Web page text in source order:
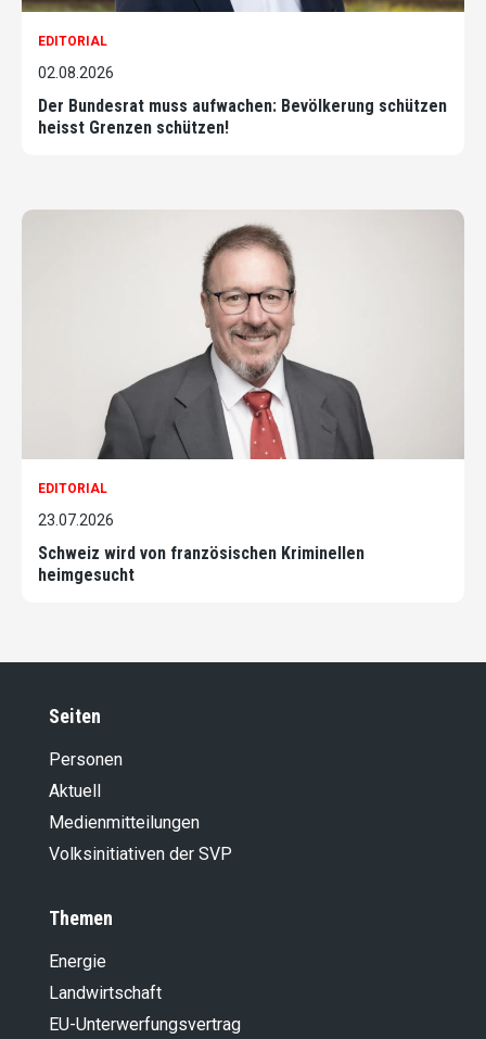
EDITORIAL
02.08.2026
Der Bundesrat muss aufwachen: Bevölkerung schützen
heisst Grenzen schützen!
EDITORIAL
23.07.2026
Schweiz wird von französischen Kriminellen
heimgesucht
Seiten
Personen
Aktuell
Medienmitteilungen
Volksinitiativen der SVP
Themen
Energie
Landwirt­schaft
EU-Unterwerfungsvertrag